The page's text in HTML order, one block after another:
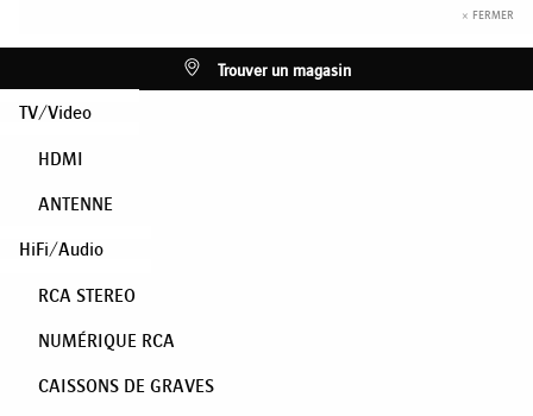
× FERMER
Trouver un magasin
TV/Video
HDMI
ANTENNE
HiFi/Audio
RCA STEREO
NUMÉRIQUE RCA
CAISSONS DE GRAVES